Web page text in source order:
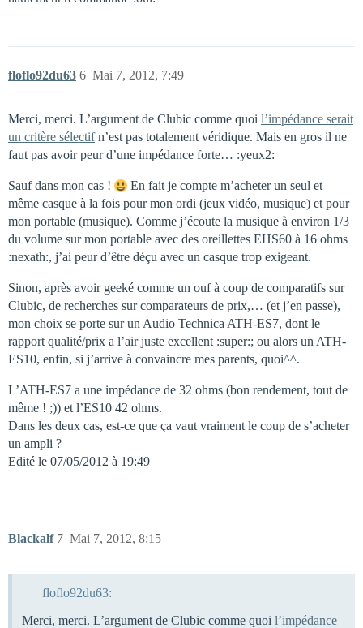
floflo92du63 Mai 7, 2012, 7:49
6
Merci, merci. L’argument de Clubic comme quoi l’impédance serait
un critère sélectifn’est pas totalement véridique. Mais en gros il ne
faut pas avoir peur d’une impédance forte… :yeux2:
Sauf dans mon cas !
En fait je compte m’acheter un seul et
même casque à la fois pour mon ordi (jeux vidéo, musique) et pour
mon portable (musique). Comme j’écoute la musique à environ 1/3
du volume sur mon portable avec des oreillettes EHS60 à 16 ohms
:nexath:, j’ai peur d’être déçu avec un casque trop exigeant.
Sinon, après avoir geeké comme un ouf à coup de comparatifs sur
Clubic, de recherches sur comparateurs de prix,… (et j’en passe),
mon choix se porte sur un Audio Technica ATH-ES7, dont le
rapport qualité/prix a l’air juste excellent :super:; ou alors un ATH-
ES10, enfin, si j’arrive à convaincre mes parents, quoi^^.
L’ATH-ES7 a une impédance de 32 ohms (bon rendement, tout de
même ! ;)) et l’ES10 42 ohms.
Dans les deux cas, est-ce que ça vaut vraiment le coup de s’acheter
un ampli ?
Edité le 07/05/2012 à 19:49
Blackalf Mai 7, 2012, 8:15
7
floflo92du63:
Merci, merci. L’argument de Clubic comme quoi l’impédance